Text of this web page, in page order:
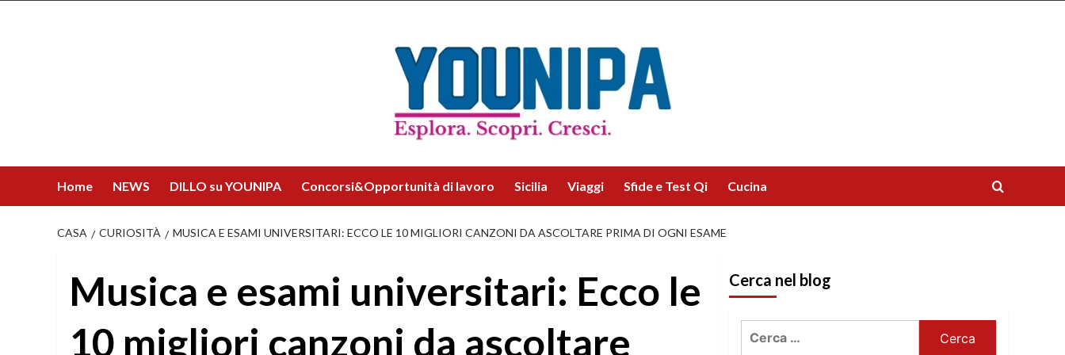
Home NEWS DILLO su YOUNIPA Concorsi&Opportunità di lavoro Sicilia Viaggi Sfide e Test Qi Cucina
CASA CURIOSITÀ MUSICA E ESAMI UNIVERSITARI: ECCO LE 10 MIGLIORI CANZONI DA ASCOLTARE PRIMA DI OGNI ESAME
Musica e esami universitari: Ecco le
10 migliori canzoni da ascoltare
Cerca nel blog
Ricerca